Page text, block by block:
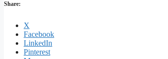
Share:
X
Facebook
LinkedIn
Pinterest